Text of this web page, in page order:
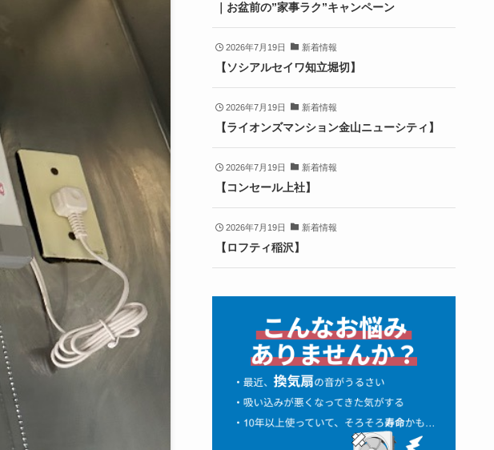
｜お盆前の”家事ラク”キャンペーン
2026年7月19日 新着情報
【ソシアルセイワ知立堀切】
2026年7月19日 新着情報
【ライオンズマンション金山ニューシティ】
2026年7月19日 新着情報
【コンセール上社】
2026年7月19日 新着情報
【ロフティ稲沢】